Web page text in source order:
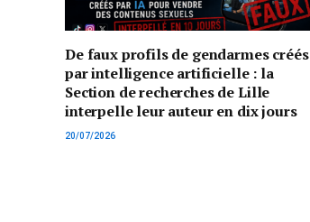
De faux profils de gendarmes créés
par intelligence artificielle : la
Section de recherches de Lille
interpelle leur auteur en dix jours
20/07/2026